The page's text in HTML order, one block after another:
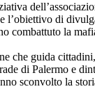
l’obiettivo di
combattuto la
che guida
di Palermo e
sconvolto la